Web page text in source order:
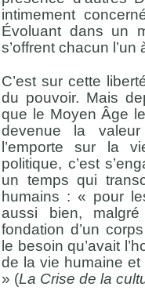
intimement
Évoluant dans un
s’offrent chacun l’un
C’est sur cette
du pouvoir. Mais
que le Moyen Âge
devenue la
l’emporte sur la
politique, c’est
un temps qui
humains : « pour
aussi bien,
fondation d’un
le besoin qu’avait
de la vie humaine
» (La Crise de la